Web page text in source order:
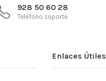
928 50 60 28
Teléfono soporte
Enlaces Útiles